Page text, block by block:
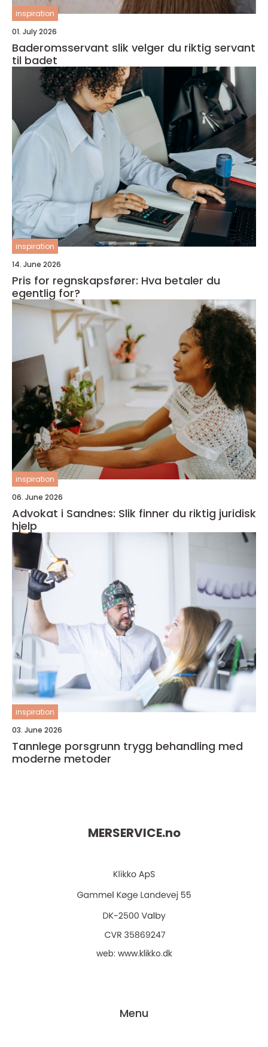
inspiration
01. July 2026
Baderomsservant slik velger du riktig servant
til badet
inspiration
14. June 2026
Pris for regnskapsfører: Hva betaler du
egentlig for?
inspiration
06. June 2026
Advokat i Sandnes: Slik finner du riktig juridisk
hjelp
inspiration
03. June 2026
Tannlege porsgrunn trygg behandling med
moderne metoder
MERSERVICE.no
web: www.klikko.dk
Menu